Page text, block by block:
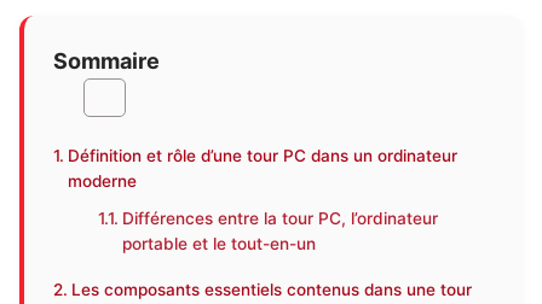
Sommaire
Définition et rôle d’une tour PC dans un ordinateur
moderne
Différences entre la tour PC, l’ordinateur
portable et le tout-en-un
Les composants essentiels contenus dans une tour